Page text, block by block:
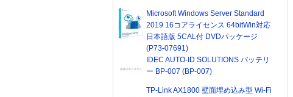
Microsoft Windows Server Standard
2019 16コアライセンス 64bitWin対応
日本語版 5CAL付 DVDパッケージ
(P73-07691)
IDEC AUTO-ID SOLUTIONS バッテリ
ー BP-007 (BP-007)
TP-Link AX1800 壁面埋め込み型 Wi-Fi